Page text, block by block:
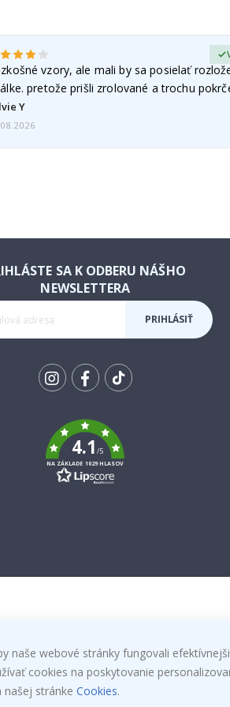
vzory, ale mali by sa posielať
pretože prišli zrolované a trochu
Y
SA K ODBERU NÁŠHO
NEWSLETTERA
PRIHLÁSIŤ
k
4.1/5
NA ZÁKLADE 1029 HLASOV
naše webové stránky fungovali
cookies na poskytovanie
našej stránke Cookies.